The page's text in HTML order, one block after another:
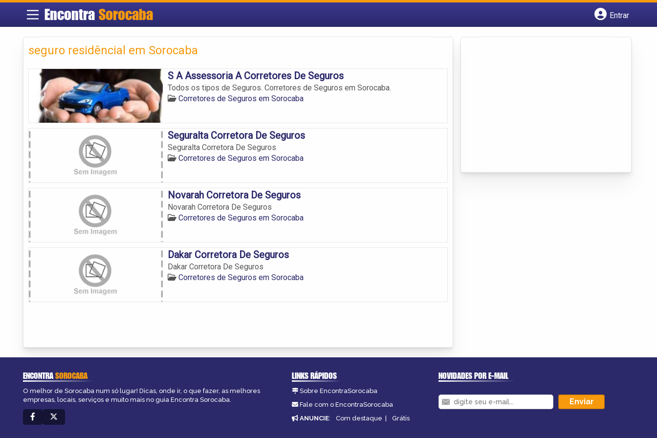
Encontra Sorocaba
Entrar
seguro residêncial em Sorocaba
S A Assessoria A Corretores De Seguros
Todos os tipos de Seguros. Corretores de Seguros em Sorocaba.
Corretores de Seguros em Sorocaba
Seguralta Corretora De Seguros
Seguralta Corretora De Seguros
Corretores de Seguros em Sorocaba
Novarah Corretora De Seguros
Novarah Corretora De Seguros
Corretores de Seguros em Sorocaba
Dakar Corretora De Seguros
Dakar Corretora De Seguros
Corretores de Seguros em Sorocaba
ENCONTRASOROCABA
O melhor de Sorocaba num só lugar! Dicas, onde ir, o que fazer, as melhores
empresas, locais, serviços e muito mais no guia Encontra Sorocaba.
LINKS RÁPIDOS
Sobre EncontraSorocaba
Fale com o EncontraSorocaba
ANUNCIE: Com destaque | Grátis
NOVIDADES POR E-MAIL